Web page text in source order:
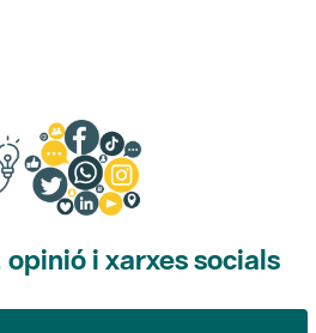
i xarxes socials